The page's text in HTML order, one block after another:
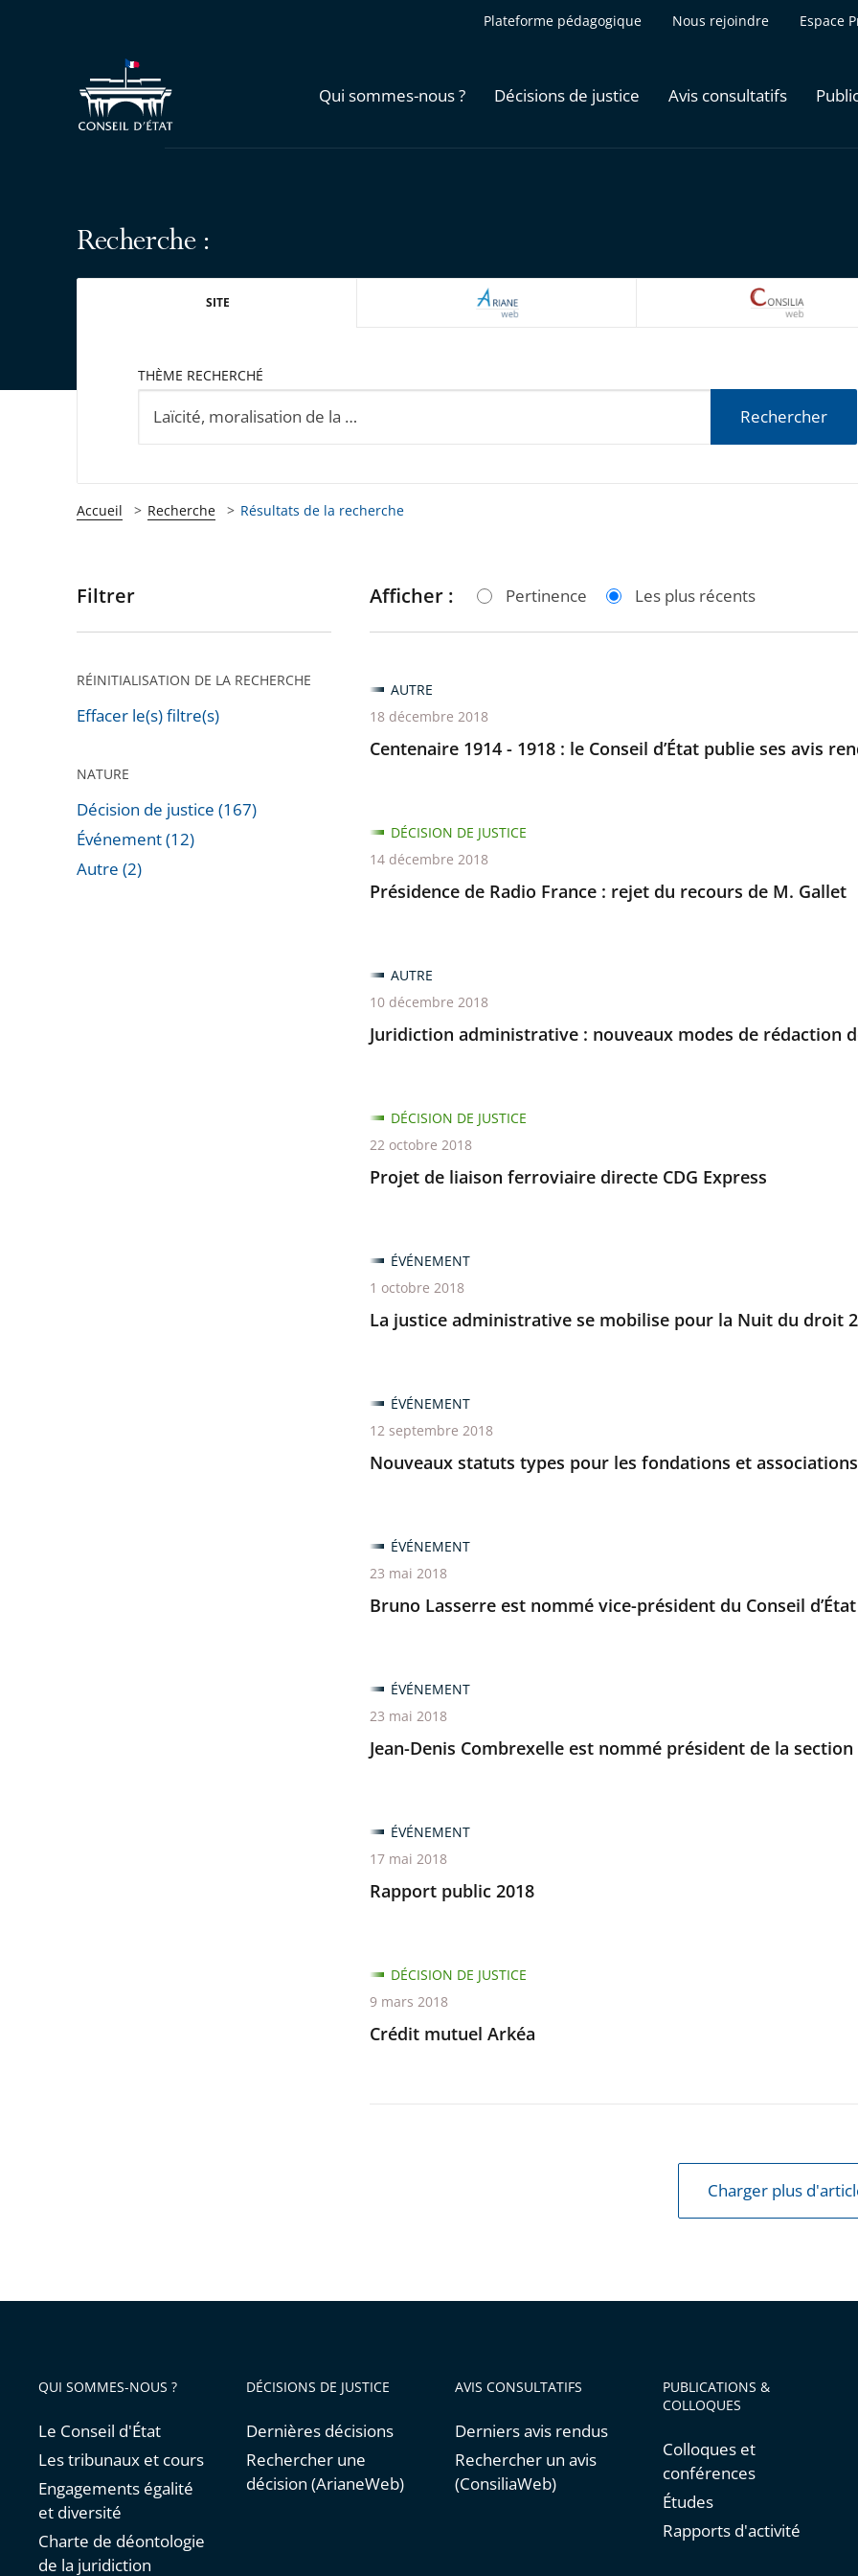
Plateforme pédagogique Nous rejoindre Espace
Qui sommes-nous ? Décisions de justice Avis consultatifs
Recherche :
SITE ARIANEWEB
THÈME RECHERCHÉ
Rechercher
Accueil Recherche Résultats de la recherche
Passer
pour
après
Filtrer
RÉINITIALISATION DE LA RECHERCHE
Effacer le(s) filtre(s)
NATURE
Décision de justice (167)
Événement (12)
Autre (2)
Afficher : Pertinence Les plus récents
Centenaire 1914 - 1918 : le Conseil d’État publie ses avis
AUTRE
18 décembre 2018
Présidence de Radio France : rejet du recours de M. Gallet
DÉCISION DE JUSTICE
14 décembre 2018
Juridiction administrative : nouveaux modes de rédaction
AUTRE
10 décembre 2018
Projet de liaison ferroviaire directe CDG Express
DÉCISION DE JUSTICE
22 octobre 2018
La justice administrative se mobilise pour la Nuit du droit
ÉVÉNEMENT
1 octobre 2018
Nouveaux statuts types pour les fondations et
ÉVÉNEMENT
12 septembre 2018
Bruno Lasserre est nommé vice-président du Conseil d’État
ÉVÉNEMENT
23 mai 2018
Jean-Denis Combrexelle est nommé président de la
ÉVÉNEMENT
23 mai 2018
Rapport public 2018
ÉVÉNEMENT
17 mai 2018
Crédit mutuel Arkéa
DÉCISION DE JUSTICE
9 mars 2018
Charger plus
QUI SOMMES-NOUS ?
Le Conseil d'État
Les tribunaux et cours
Engagements égalité
et diversité
Charte de déontologie
de la juridiction
DÉCISIONS DE JUSTICE
Dernières décisions
Rechercher une
décision (ArianeWeb)
AVIS CONSULTATIFS
Derniers avis rendus
Rechercher un avis
(ConsiliaWeb)
PUBLICATIONS &
COLLOQUES
Colloques et
conférences
Études
Rapports d'activité